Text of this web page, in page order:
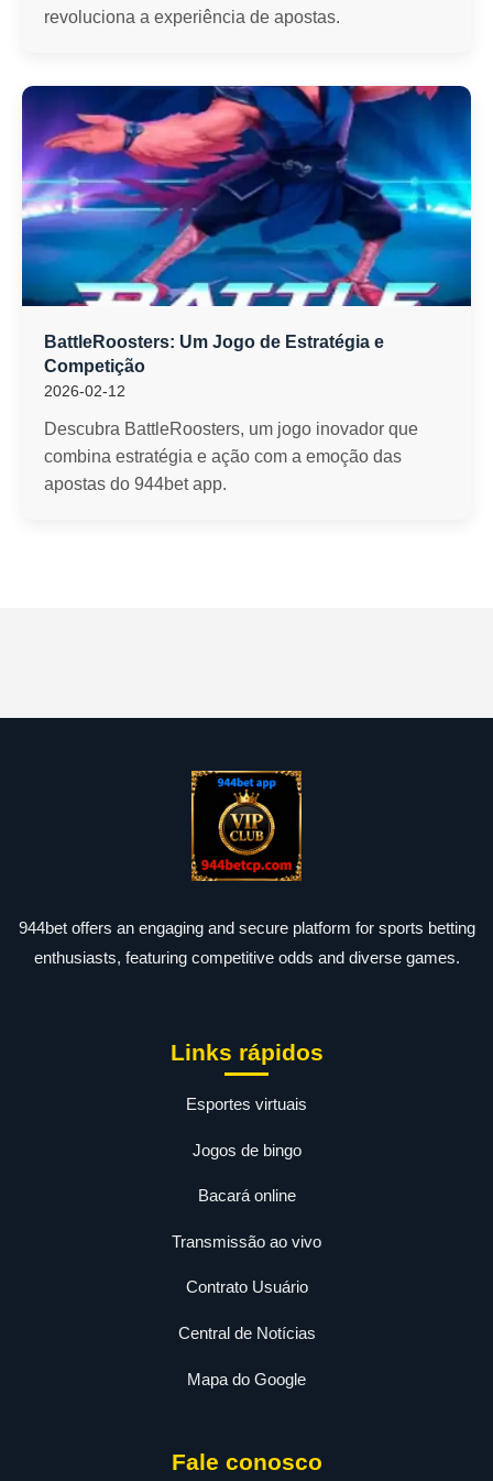
revoluciona a experiência de apostas.
BattleRoosters: Um Jogo de Estratégia e
Competição
2026-02-12
Descubra BattleRoosters, um jogo inovador que
combina estratégia e ação com a emoção das
apostas do 944bet app.
944bet offers an engaging and secure platform for sports betting
enthusiasts, featuring competitive odds and diverse games.
Links rápidos
Esportes virtuais
Jogos de bingo
Bacará online
Transmissão ao vivo
Contrato Usuário
Central de Notícias
Mapa do Google
Fale conosco